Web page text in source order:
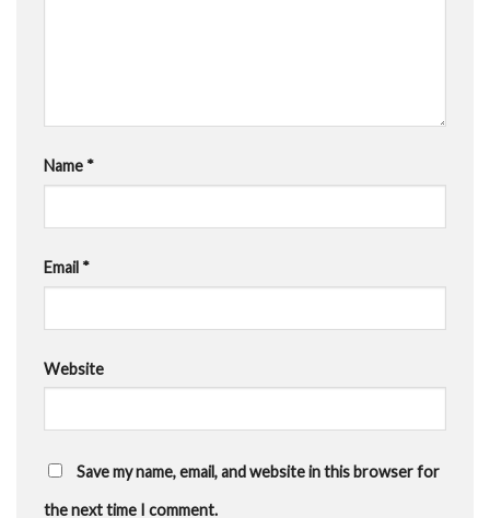
Name *
Email *
Website
Save my name, email, and website in this browser for
the next time I comment.